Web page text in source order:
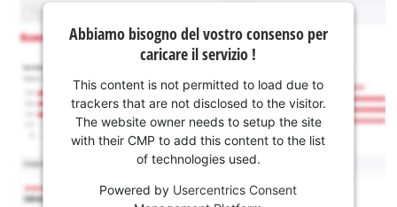
Abbiamo bisogno del vostro consenso per
caricare il servizio !
This content is not permitted to load due to
trackers that are not disclosed to the visitor.
The website owner needs to setup the site
with their CMP to add this content to the list
of technologies used.
Powered by Usercentrics Consent